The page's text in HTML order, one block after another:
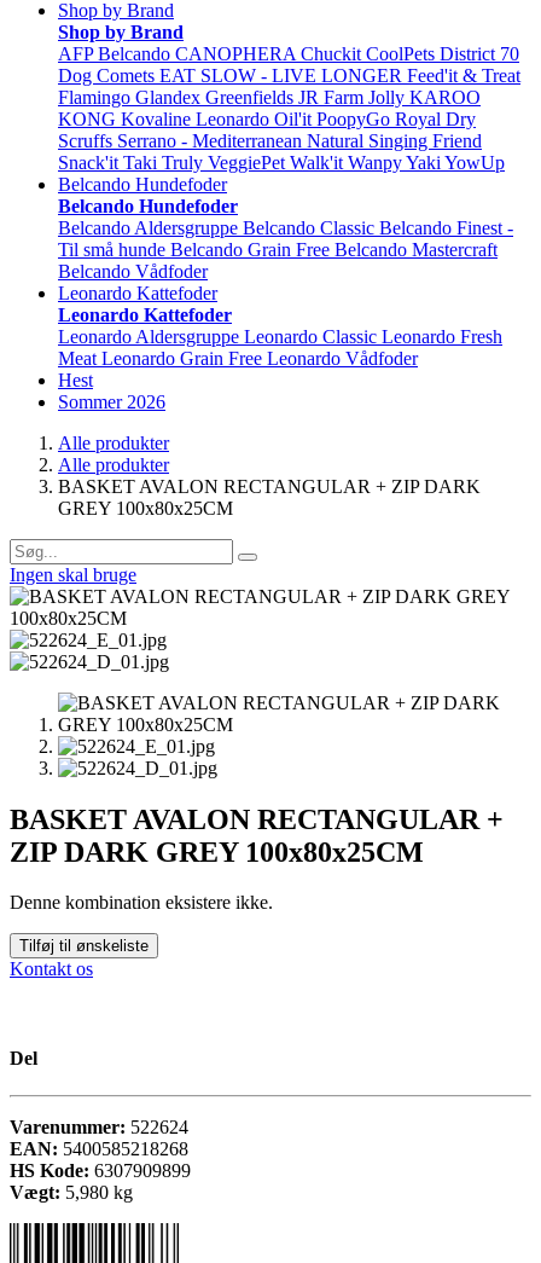
Shop by Brand
Shop by Brand
AFP Belcando CANOPHERA Chuckit CoolPets District 70
Dog Comets EAT SLOW - LIVE LONGER Feed'it & Treat
Flamingo Glandex Greenfields JR Farm Jolly KAROO
KONG Kovaline Leonardo Oil'it PoopyGo Royal Dry
Scruffs Serrano - Mediterranean Natural Singing Friend
Snack'it Taki Truly VeggiePet Walk'it WanpyYaki YowUp
Belcando Hundefoder
Belcando Hundefoder
Belcando Aldersgruppe Belcando Classic Belcando Finest -
Til små hunde Belcando Grain Free Belcando Mastercraft
Belcando Vådfoder
Leonardo Kattefoder
Leonardo Kattefoder
Leonardo Aldersgruppe Leonardo Classic Leonardo Fresh
Meat Leonardo Grain Free Leonardo Vådfoder
Hest
Sommer 2026
Alle produkter
Alle produkter
BASKET AVALON RECTANGULAR + ZIP DARK
GREY 100x80x25CM
Ingen skal bruge
BASKET AVALON RECTANGULAR +
ZIP DARK GREY 100x80x25CM
Denne kombination eksistere ikke.
Tilføj til ønskeliste
Kontakt os
Del
Varenummer: 522624
EAN: 5400585218268
HS Kode: 6307909899
Vægt: 5,980 kg